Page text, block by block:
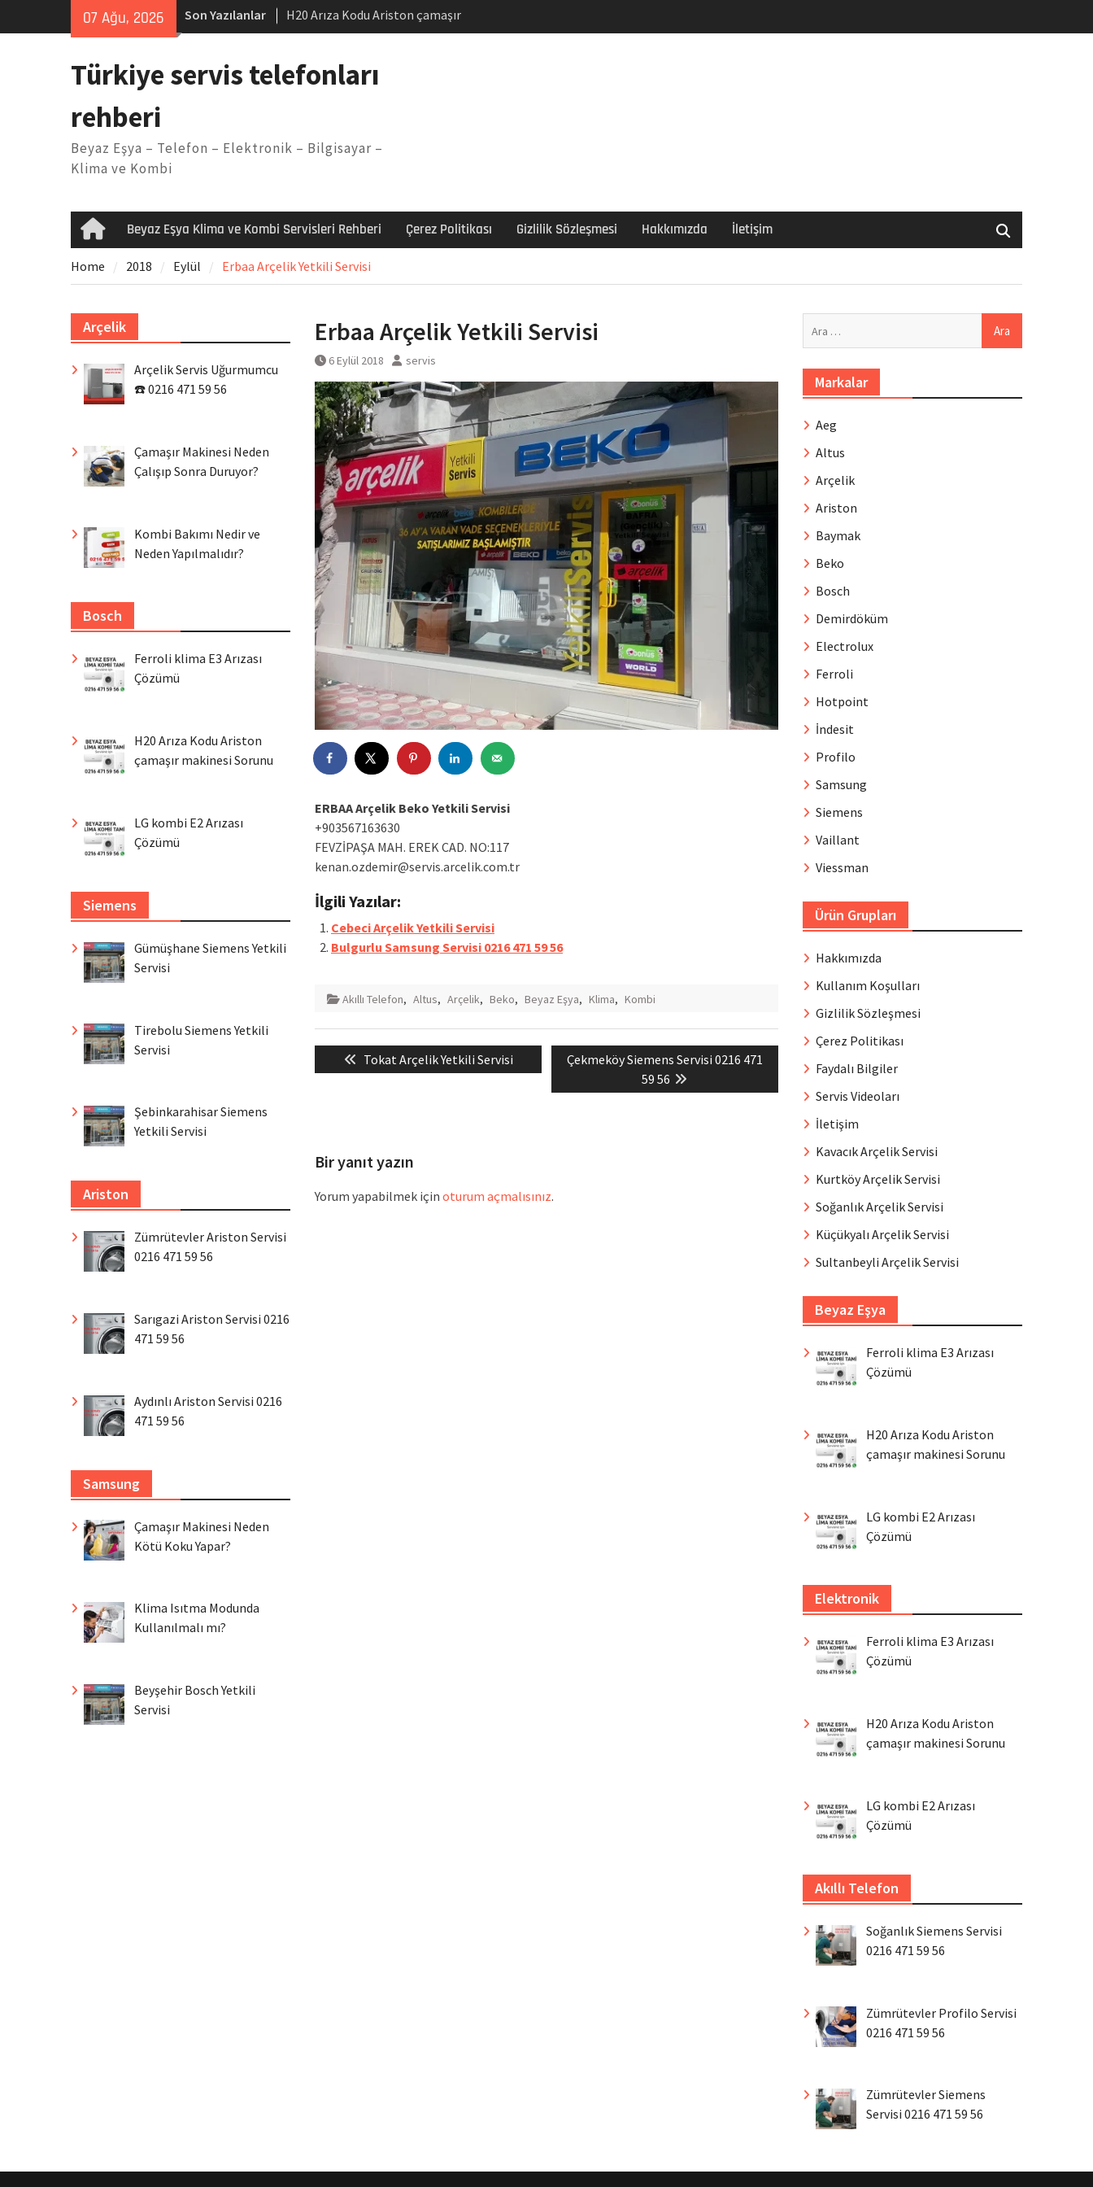
07 Ağu, 2026 Son Yazılanlar
H20 Arıza Kodu Ariston çamaşır
makinesi Sorunu
Arçelik buzdolabı F5 Hatası Çözüm
Ferroli klima E3 Arızası Çözümü
Türkiye servis telefonları
rehberi
Beyaz Eşya – Telefon – Elektronik – Bilgisayar –
Klima ve Kombi
HomeBeyaz Eşya Klima ve Kombi Servisleri Rehberi Çerez Politikası Gizlilik Sözleşmesi Hakkımızda İletişim
Home 2018 Eylül Erbaa Arçelik Yetkili Servisi
Erbaa Arçelik Yetkili Servisi
6 Eylül 2018 servis
ERBAA Arçelik Beko Yetkili Servisi
+903567163630
FEVZİPAŞA MAH. EREK CAD. NO:117
kenan.ozdemir@servis.arcelik.com.tr
İlgili Yazılar:
Cebeci Arçelik Yetkili Servisi
Bulgurlu Samsung Servisi 0216 471 59 56
Akıllı Telefon, Altus, Arçelik, Beko, Beyaz Eşya, Klima, Kombi
Yazı
gezinmesi
Previous
post:
Tokat Arçelik Yetkili Servisi
Next
Çekmeköy Siemens Servisi 0216 471
59 56
Bir yanıt yazın
Yorum yapabilmek için oturum açmalısınız.
Markalar
Aeg
Altus
Arçelik
Ariston
Baymak
Beko
Bosch
Demirdöküm
Electrolux
Ferroli
Hotpoint
İndesit
Profilo
Samsung
Siemens
Vaillant
Viessman
Ürün Grupları
Hakkımızda
Kullanım Koşulları
Gizlilik Sözleşmesi
Çerez Politikası
Faydalı Bilgiler
Servis Videoları
İletişim
Kavacık Arçelik Servisi
Kurtköy Arçelik Servisi
Soğanlık Arçelik Servisi
Küçükyalı Arçelik Servisi
Sultanbeyli Arçelik Servisi
Beyaz Eşya
Ferroli klima E3 Arızası
Çözümü
H20 Arıza Kodu Ariston
çamaşır makinesi Sorunu
LG kombi E2 Arızası
Çözümü
Elektronik
Ferroli klima E3 Arızası
Çözümü
H20 Arıza Kodu Ariston
çamaşır makinesi Sorunu
LG kombi E2 Arızası
Çözümü
Akıllı Telefon
Soğanlık Siemens Servisi
0216 471 59 56
Zümrütevler Profilo Servisi
0216 471 59 56
Zümrütevler Siemens
Servisi 0216 471 59 56
Arçelik
Arçelik Servis Uğurmumcu
☎️ 0216 471 59 56
Çamaşır Makinesi Neden
Çalışıp Sonra Duruyor?
Kombi Bakımı Nedir ve
Neden Yapılmalıdır?
Bosch
Ferroli klima E3 Arızası
Çözümü
H20 Arıza Kodu Ariston
çamaşır makinesi Sorunu
LG kombi E2 Arızası
Çözümü
Siemens
Gümüşhane Siemens Yetkili
Servisi
Tirebolu Siemens Yetkili
Servisi
Şebinkarahisar Siemens
Yetkili Servisi
Ariston
Zümrütevler Ariston Servisi
0216 471 59 56
Sarıgazi Ariston Servisi 0216
471 59 56
Aydınlı Ariston Servisi 0216
471 59 56
Samsung
Çamaşır Makinesi Neden
Kötü Koku Yapar?
Klima Isıtma Modunda
Kullanılmalı mı?
Beyşehir Bosch Yetkili
Servisi